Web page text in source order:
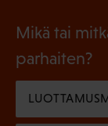
n
e
)
l
i
n
Mikä tai
parhaiten?